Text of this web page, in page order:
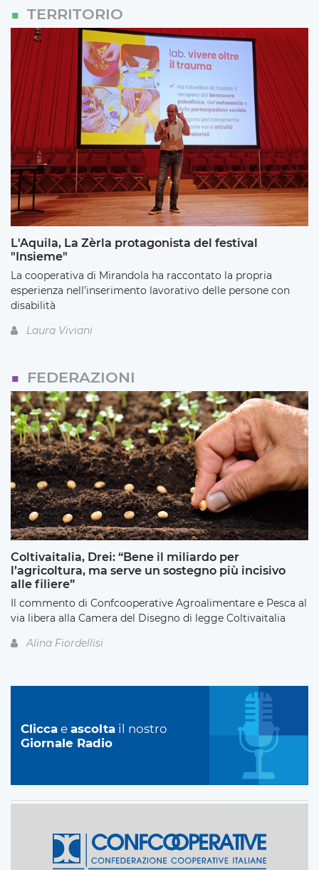
TERRITORIO
L'Aquila, La Zèrla protagonista del festival
"Insieme"
La cooperativa di Mirandola ha raccontato la propria
esperienza nell’inserimento lavorativo delle persone con
disabilità
Laura Viviani
FEDERAZIONI
Coltivaitalia, Drei: “Bene il miliardo per
l’agricoltura, ma serve un sostegno più incisivo
alle filiere”
Il commento di Confcooperative Agroalimentare e Pesca al
via libera alla Camera del Disegno di legge Coltivaitalia
Alina Fiordellisi
Clicca e ascolta il nostro
Giornale Radio